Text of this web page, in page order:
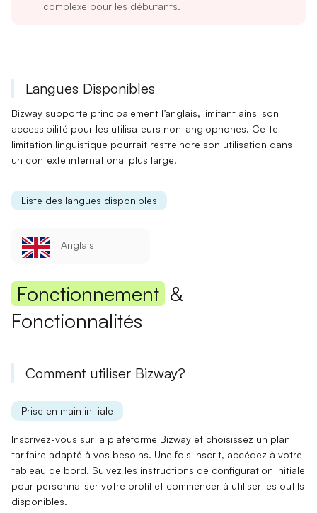
complexe pour les débutants.
Langues Disponibles
Bizway supporte principalement l’anglais, limitant ainsi son
accessibilité pour les utilisateurs non-anglophones. Cette
limitation linguistique pourrait restreindre son utilisation dans
un contexte international plus large.
Liste des langues disponibles
Anglais
Fonctionnement &
Fonctionnalités
Comment utiliser Bizway?
Prise en main initiale
Inscrivez-vous sur la plateforme Bizway et choisissez un plan
tarifaire adapté à vos besoins. Une fois inscrit, accédez à votre
tableau de bord. Suivez les instructions de configuration initiale
pour personnaliser votre profil et commencer à utiliser les outils
disponibles.